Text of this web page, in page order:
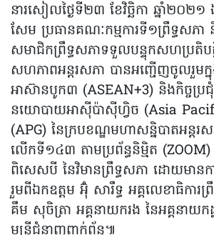
នារសៀលថ្ងៃទី២៣ ខែវិច្ឆិកា ឆ្នាំ២០២
សែម ប្រធានគណៈកម្មការទី១ព្រឹទ្ធសភា
សមាជិកព្រឹទ្ធសភាទទួលបន្ទុកសហប្រតិប
សហភាពអន្តរសភា បានអញ្ជើញចូលរួមក្នុ
អាស៊ានបូក៣ (ASEAN+3) និងកិច្ចប្រ
នយោបាយអាស៊ីប៉ាស៊ីហ្វិច (Asia
(APG) នៃក្របខណ្ឌមហាសន្និបាតអន្តរ
លើកទី១៤៣ តាមប្រព័ន្ធនិម្មិត
ពិសេសបី នៃវិមានព្រឹទ្ធសភា ដោយមាន
រួមពីឯកឧត្តម អ៊ុំ សារឹទ្ធ អគ្គលេខាធិការព្
គឹម សុចិត្រា អគ្គនាយករង នៃអគ្គនាយកដ្
មន្ត្រីជំនាញពាក់ព័ន្ធ៕